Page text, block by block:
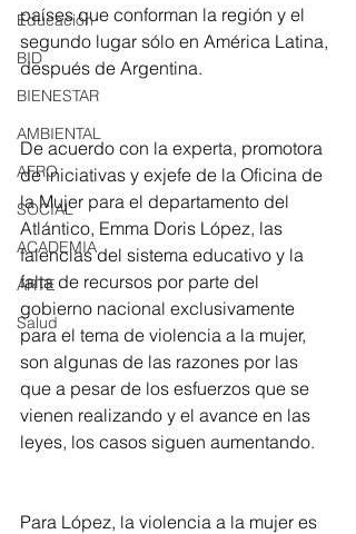
Educación
BID
BIENESTAR
AMBIENTAL
AFRO
SOCIAL
ACADEMIA
ARTE
Salud
países que conforman la región y el
segundo lugar sólo en América Latina,
después de Argentina.
De acuerdo con la experta, promotora
de iniciativas y exjefe de la Oficina de
la Mujer para el departamento del
Atlántico, Emma Doris López, las
falencias del sistema educativo y la
falta de recursos por parte del
gobierno nacional exclusivamente
para el tema de violencia a la mujer,
son algunas de las razones por las
que a pesar de los esfuerzos que se
vienen realizando y el avance en las
leyes, los casos siguen aumentando.
Para López, la violencia a la mujer es